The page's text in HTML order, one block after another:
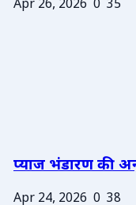
Apr 26, 2026 0 35
प्याज भंडारण की
Apr 24, 2026 0 38